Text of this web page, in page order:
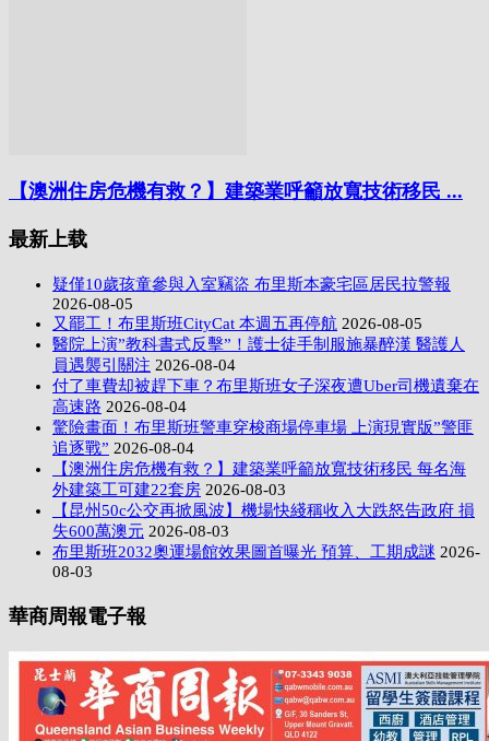
【澳洲住房危機有救？】建築業呼籲放寬技術移民 ...
最新上载
疑僅10歲孩童參與入室竊盜 布里斯本豪宅區居民拉警報
2026-08-05
又罷工！布里斯班CityCat 本週五再停航 2026-08-05
醫院上演”教科書式反擊”！護士徒手制服施暴醉漢 醫護人
員遇襲引關注 2026-08-04
付了車費却被趕下車？布里斯班女子深夜遭Uber司機遺棄在
高速路 2026-08-04
驚險畫面！布里斯班警車穿梭商場停車場 上演現實版”警匪
追逐戰” 2026-08-04
【澳洲住房危機有救？】建築業呼籲放寬技術移民 每名海
外建築工可建22套房 2026-08-03
【昆州50c公交再掀風波】機場快綫稱收入大跌怒告政府 損
失600萬澳元 2026-08-03
布里斯班2032奧運場館效果圖首曝光 預算、工期成謎 2026-
08-03
華商周報電子報